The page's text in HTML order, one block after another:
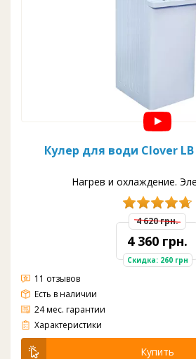
Кулер для води Clover LB
Нагрев и охлаждение.
4 620 грн.
4 360 грн.
Скидка: 260 грн
11 отзывов
Есть в наличии
24 мес. гарантии
?feature=sharedЭлектронное охлаждение
Загрузка: верхняя
Вода: гор/хол
Краны: нажим кнопкой
Шкафчик: нет
Цвет: белый
Производительность Гор.: 5 л/ч. Хол: 0,5л/
Ёмкость бака Гор:0,8л. Хол:0,5л.
Характеристики
Купить